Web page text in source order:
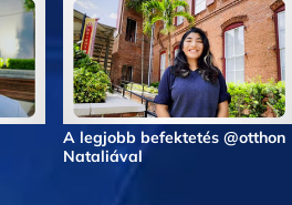
A legjobb befektetés @otthon
Nataliával